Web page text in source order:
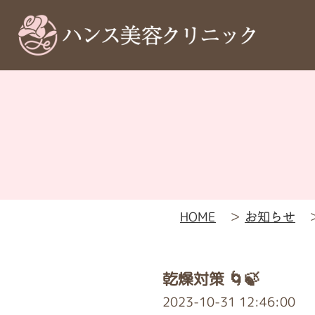
HOME ＞ お知らせ
乾燥対策 🌀🍃
2023-10-31 12:46:00